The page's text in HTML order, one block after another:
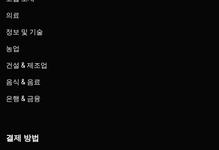
의료
정보 및 기술
농업
건설 & 제조업
음식 & 음료
은행 & 금융
결제 방법